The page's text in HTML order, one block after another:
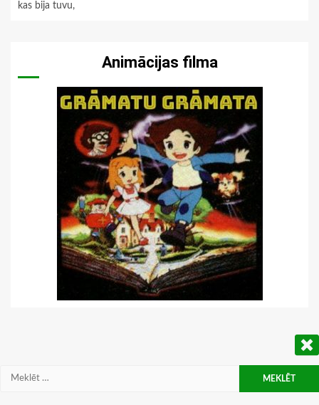
kas bija tuvu,
Animācijas filma
Meklēt: